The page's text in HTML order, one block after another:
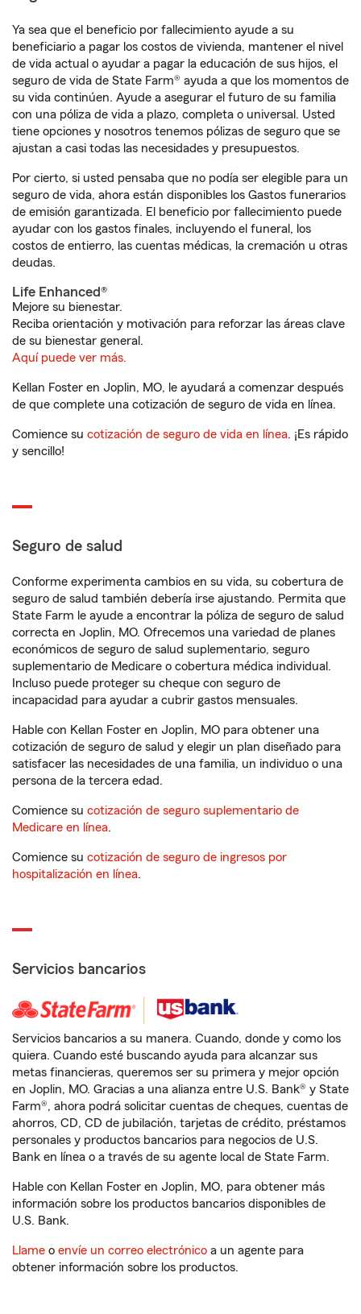
Ya sea que el beneficio por fallecimiento ayude a su
beneficiario a pagar los costos de vivienda, mantener el nivel
de vida actual o ayudar a pagar la educación de sus hijos, el
seguro de vida de State Farm® ayuda a que los momentos de
su vida continúen. Ayude a asegurar el futuro de su familia
con una póliza de vida a plazo, completa o universal. Usted
tiene opciones y nosotros tenemos pólizas de seguro que se
ajustan a casi todas las necesidades y presupuestos.
Por cierto, si usted pensaba que no podía ser elegible para un
seguro de vida, ahora están disponibles los Gastos funerarios
de emisión garantizada. El beneficio por fallecimiento puede
ayudar con los gastos finales, incluyendo el funeral, los
costos de entierro, las cuentas médicas, la cremación u otras
deudas.
Life Enhanced®
Mejore su bienestar.
Reciba orientación y motivación para reforzar las áreas clave
de su bienestar general.
Aquí puede ver más.
Kellan Foster en Joplin, MO, le ayudará a comenzar después
de que complete una cotización de seguro de vida en línea.
Comience su cotización de seguro de vida en línea. ¡Es rápido
y sencillo!
Seguro de salud
Conforme experimenta cambios en su vida, su cobertura de
seguro de salud también debería irse ajustando. Permita que
State Farm le ayude a encontrar la póliza de seguro de salud
correcta en Joplin, MO. Ofrecemos una variedad de planes
económicos de seguro de salud suplementario, seguro
suplementario de Medicare o cobertura médica individual.
Incluso puede proteger su cheque con seguro de
incapacidad para ayudar a cubrir gastos mensuales.
Hable con Kellan Foster en Joplin, MO para obtener una
cotización de seguro de salud y elegir un plan diseñado para
satisfacer las necesidades de una familia, un individuo o una
persona de la tercera edad.
Comience su cotización de seguro suplementario de
Medicare en línea.
Comience su cotización de seguro de ingresos por
hospitalización en línea.
Servicios bancarios
Servicios bancarios a su manera. Cuando, donde y como los
quiera. Cuando esté buscando ayuda para alcanzar sus
metas financieras, queremos ser su primera y mejor opción
en Joplin, MO. Gracias a una alianza entre U.S. Bank® y State
Farm®, ahora podrá solicitar cuentas de cheques, cuentas de
ahorros, CD, CD de jubilación, tarjetas de crédito, préstamos
personales y productos bancarios para negocios de U.S.
Bank en línea o a través de su agente local de State Farm.
Hable con Kellan Foster en Joplin, MO, para obtener más
información sobre los productos bancarios disponibles de
U.S. Bank.
Llame o envíe un correo electrónico a un agente para
obtener información sobre los productos.